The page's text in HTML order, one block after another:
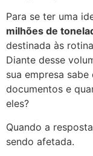
Para se ter uma
milhões de
destinada às
Diante desse
sua empresa
documentos e
eles?
Quando a
sendo afetada.